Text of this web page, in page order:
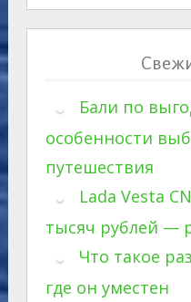
Бали по
особенности
путешествия
Lada Vesta
тысяч рублей —
Что такое
где он уместен